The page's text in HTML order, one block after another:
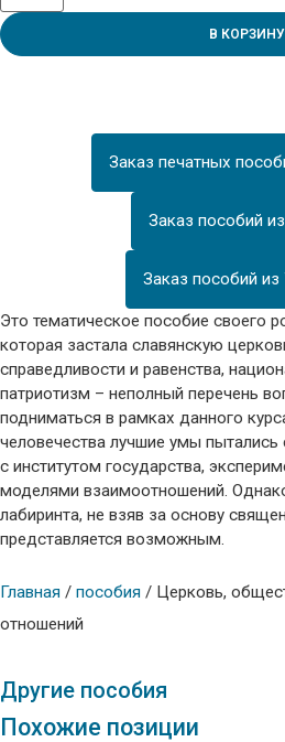
В КОРЗИНУ
Заказ печатных
Заказ пособий
Заказ пособий
Это тематическое пособие своего
которая застала славянскую
справедливости и равенства,
патриотизм – неполный перечень
подниматься в рамках данного
человечества лучшие умы пытались
с институтом государства,
моделями взаимоотношений.
лабиринта, не взяв за основу
представляется возможным.
Главная / пособия / Церковь,
отношений
Другие пособия
Похожие позиции